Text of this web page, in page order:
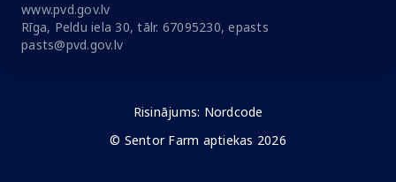
www.pvd.gov.lv
Rīga, Peldu iela 30, tālr. 67095230, epasts
pasts@pvd.gov.lv
Risinājums: Nordcode
© Sentor Farm aptiekas 2026